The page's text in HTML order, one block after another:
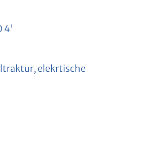
4'
elekrtische